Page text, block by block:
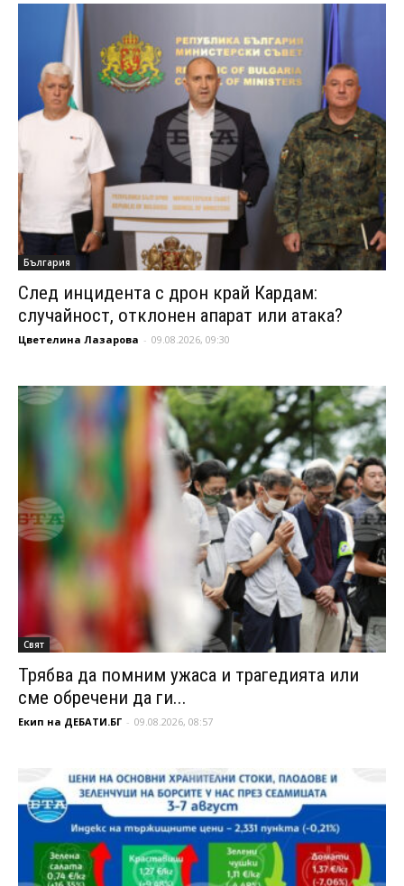
България
След инцидента с дрон край Кардам:
случайност, отклонен апарат или атака?
Цветелина Лазарова - 09.08.2026, 09:30
Свят
Трябва да помним ужаса и трагедията или
сме обречени да ги...
Екип на ДЕБАТИ.БГ - 09.08.2026, 08:57